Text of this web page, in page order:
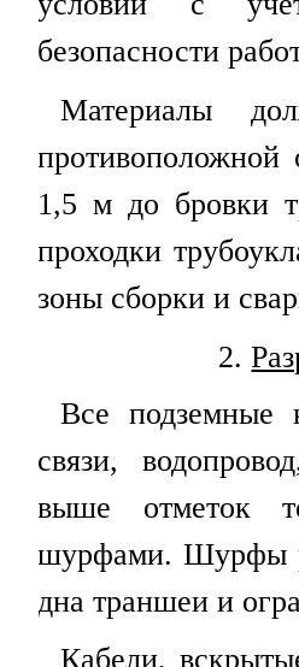
безопасности
Материалы
противоположной
1,5 м до бровки
проходки
зоны сборки и
2.
Все подземные
связи,
выше отметок
шурфами. Шурфы
дна траншеи и
Кабели,